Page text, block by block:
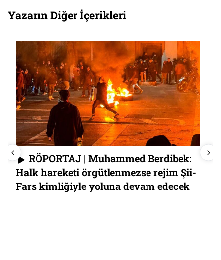
Yazarın Diğer İçerikleri
RÖPORTAJ | Muhammed Berdibek:
Halk hareketi örgütlenmezse rejim Şii-
Fars kimliğiyle yoluna devam edecek